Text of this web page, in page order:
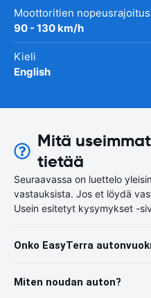
Moottoritien nopeusrajoitus
90 - 130 km/h
Kieli
English
Mitä
tietää
Seuraavassa on luettelo
vastauksista. Jos et löydä
Usein esitetyt kysymykset -
Onko EasyTerra
Miten noudan auton?